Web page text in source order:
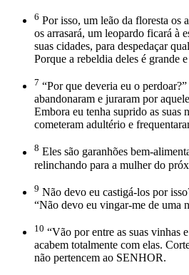
6 Por isso, um leão da floresta os
os arrasará, um leopardo ficará à
suas cidades, para despedaçar
Porque a rebeldia deles é grande
7 “Por que deveria eu o
abandonaram e juraram por
Embora eu tenha suprido as suas
cometeram adultério e
8 Eles são garanhões bem-
relinchando para a mulher do
9 Não devo eu castigá-los por
“Não devo eu vingar-me de uma
10 “Vão por entre as suas vinhas
acabem totalmente com elas.
não pertencem ao SENHOR.